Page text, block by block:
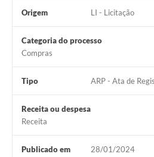
Origem LI - Licitação
Categoria do processo
Compras
Tipo ARP - Ata de
Receita ou despesa
Receita
Publicado em 28/01/2024